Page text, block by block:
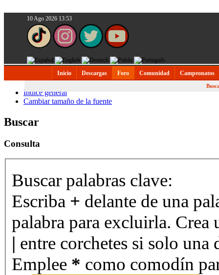
10 Ago 2026 13:53
Inicio Descargas Foro Comunidad Campeonatos
Índice general
Cambiar tamaño de la fuente
Buscar
Consulta
Buscar palabras clave:
Escriba + delante de una
palabra para excluirla. Crea
| entre corchetes si solo una
Emplee * como comodín